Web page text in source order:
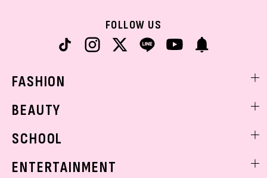
FOLLOW US
FASHION
着回し
BEAUTY
ベストコスメ
SCHOOL
ENTERTAINMENT